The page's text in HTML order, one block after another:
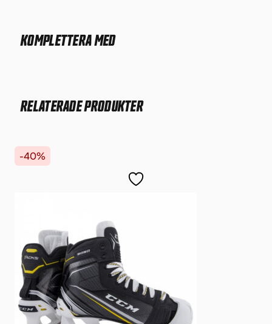
KOMPLETTERA MED
RELATERADE PRODUKTER
-40%